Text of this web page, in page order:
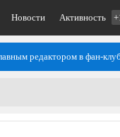
Новости Активность
редактором в фан-